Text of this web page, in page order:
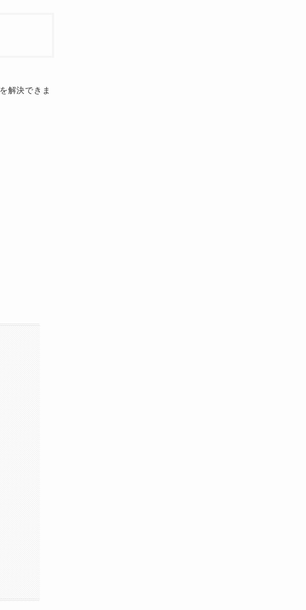
解決できま